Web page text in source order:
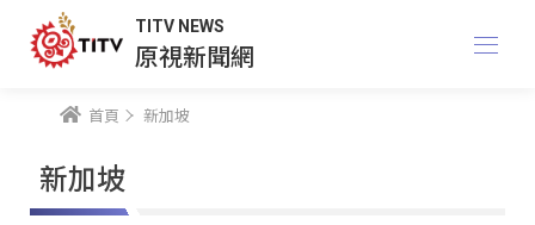
TITV NEWS
原視新聞網
首頁 新加坡
新加坡